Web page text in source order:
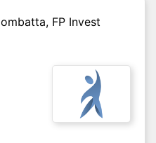
FP Invest